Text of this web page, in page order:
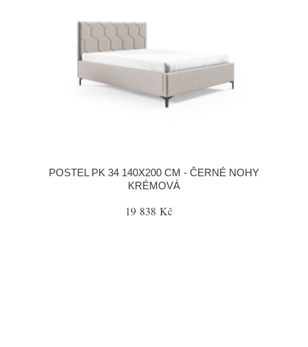
POSTEL PK 34 140X200 CM - ČERNÉ NOHY
KRÉMOVÁ
19 838 Kč